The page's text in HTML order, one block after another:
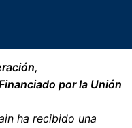
por la Unión
ha recibido una